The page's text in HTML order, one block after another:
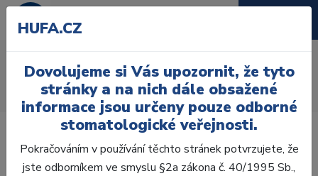
Úvod Ordinace Endodoncie
Výplachy
Aktivace výplachu
HUFA.CZ
Dovolujeme si Vás upozornit, že tyto
stránky a na nich dále obsažené
informace jsou určeny pouze odborné
stomatologické veřejnosti.
Pokračováním v používání těchto stránek potvrzujete, že
jste odborníkem ve smyslu §2a zákona č. 40/1995 Sb.,